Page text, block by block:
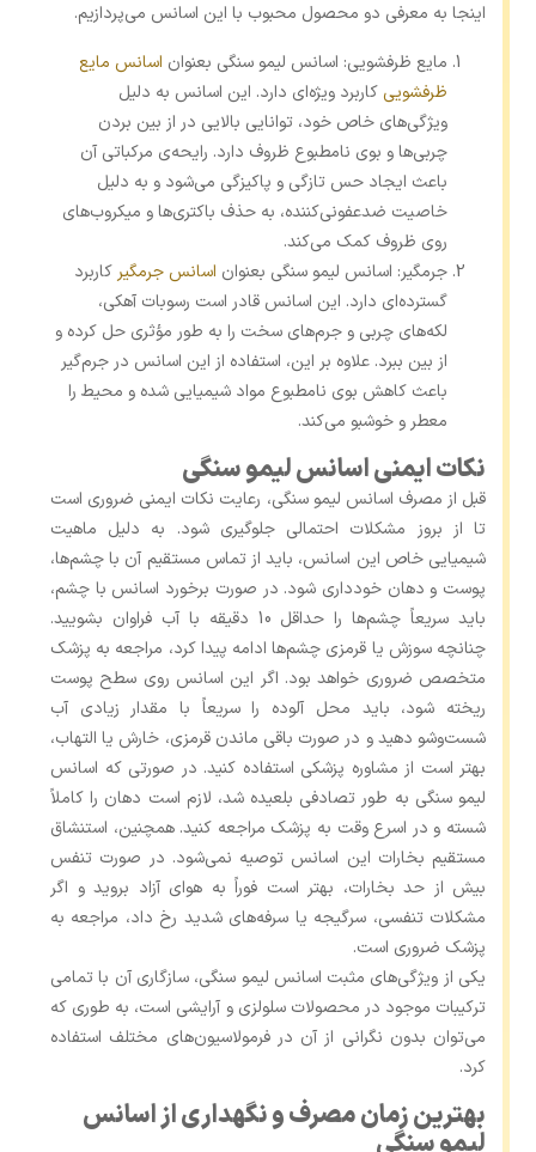
اینجا به معرفی دو محصول محبوب با این اسانس می‌پردازیم.
مایع ظرفشویی: اسانس لیمو سنگی بعنوان اسانس مایع
ظرفشویی کاربرد ویژه‌ای دارد. این اسانس به دلیل
ویژگی‌های خاص خود، توانایی بالایی در از بین بردن
چربی‌ها و بوی نامطبوع ظروف دارد. رایحه‌ی مرکباتی آن
باعث ایجاد حس تازگی و پاکیزگی می‌شود و به دلیل
خاصیت ضدعفونی‌کننده، به حذف باکتری‌ها و میکروب‌های
روی ظروف کمک می‌کند.
جرمگیر: اسانس لیمو سنگی بعنوان اسانس جرمگیر کاربرد
گسترده‌ای دارد. این اسانس قادر است رسوبات آهکی،
لکه‌های چربی و جرم‌های سخت را به‌ طور مؤثری حل کرده و
از بین ببرد. علاوه بر این، استفاده از این اسانس در جرم‌گیر
باعث کاهش بوی نامطبوع مواد شیمیایی شده و محیط را
معطر و خوشبو می‌کند.
نکات ایمنی اسانس لیمو سنگی
قبل از مصرف اسانس لیمو سنگی، رعایت نکات ایمنی ضروری است
تا از بروز مشکلات احتمالی جلوگیری شود. به دلیل ماهیت
شیمیایی خاص این اسانس، باید از تماس مستقیم آن با چشم‌ها،
پوست و دهان خودداری شود. در صورت برخورد اسانس با چشم،
باید سریعاً چشم‌ها را حداقل 10 دقیقه با آب فراوان بشویید.
چنانچه سوزش یا قرمزی چشم‌ها ادامه پیدا کرد، مراجعه به پزشک
متخصص ضروری خواهد بود. اگر این اسانس روی سطح پوست
ریخته شود، باید محل آلوده را سریعاً با مقدار زیادی آب
شست‌وشو دهید و در صورت باقی ماندن قرمزی، خارش یا التهاب،
بهتر است از مشاوره پزشکی استفاده کنید. در صورتی که اسانس
لیمو سنگی به ‌طور تصادفی بلعیده شد، لازم است دهان را کاملاً
شسته و در اسرع وقت به پزشک مراجعه کنید. همچنین، استنشاق
مستقیم بخارات این اسانس توصیه نمی‌شود. در صورت تنفس
بیش از حد بخارات، بهتر است فوراً به هوای آزاد بروید و اگر
مشکلات تنفسی، سرگیجه یا سرفه‌های شدید رخ داد، مراجعه به
پزشک ضروری است.
یکی از ویژگی‌های مثبت اسانس لیمو سنگی، سازگاری آن با تمامی
ترکیبات موجود در محصولات سلولزی و آرایشی است، به ‌طوری ‌که
می‌توان بدون نگرانی از آن در فرمولاسیون‌های مختلف استفاده
کرد.
بهترین زمان مصرف و نگهداری از اسانس
لیمو سنگی